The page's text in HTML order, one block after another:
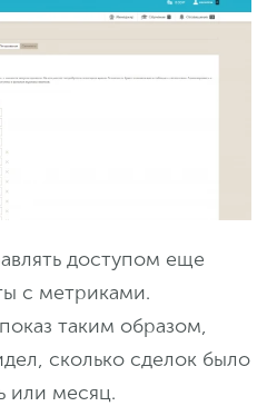
доступом еще
с метриками.
таким образом,
сколько сделок было
или месяц.